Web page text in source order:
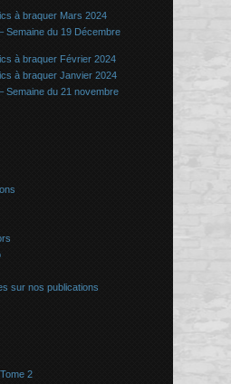
à braquer Mars 2024
Semaine du 19 Décembre
à braquer Février 2024
à braquer Janvier 2024
Semaine du 21 novembre
sur nos publications
2